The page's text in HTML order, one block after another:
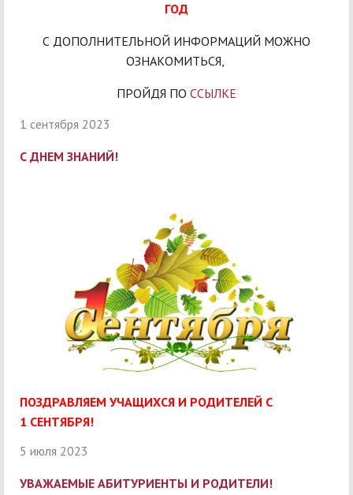
ГОД
С ДОПОЛНИТЕЛЬНОЙ ИНФОРМАЦИЙ МОЖНО
ОЗНАКОМИТЬСЯ,
ПРОЙДЯ ПО ССЫЛКЕ
1 сентября 2023
С ДНЕМ ЗНАНИЙ!
ПОЗДРАВЛЯЕМ УЧАЩИХСЯ И РОДИТЕЛЕЙ С
1 СЕНТЯБРЯ!
5 июля 2023
УВАЖАЕМЫЕ АБИТУРИЕНТЫ И РОДИТЕЛИ!